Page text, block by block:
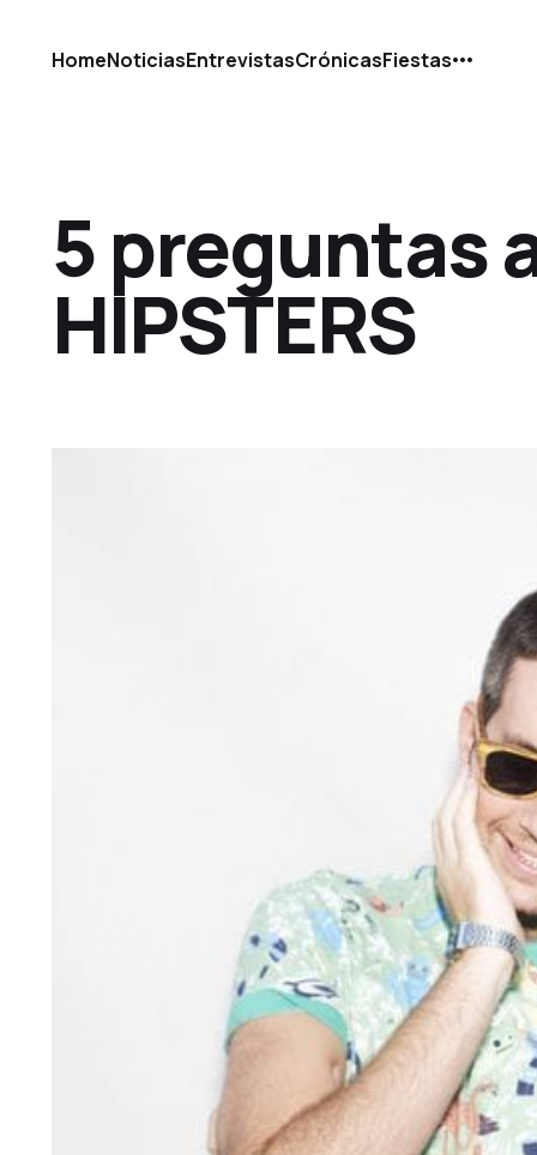
HomeNoticiasEntrevistasCrónicasFiestas
5 preguntas
HIPSTERS